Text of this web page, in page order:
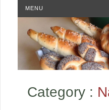
MENU
Category :